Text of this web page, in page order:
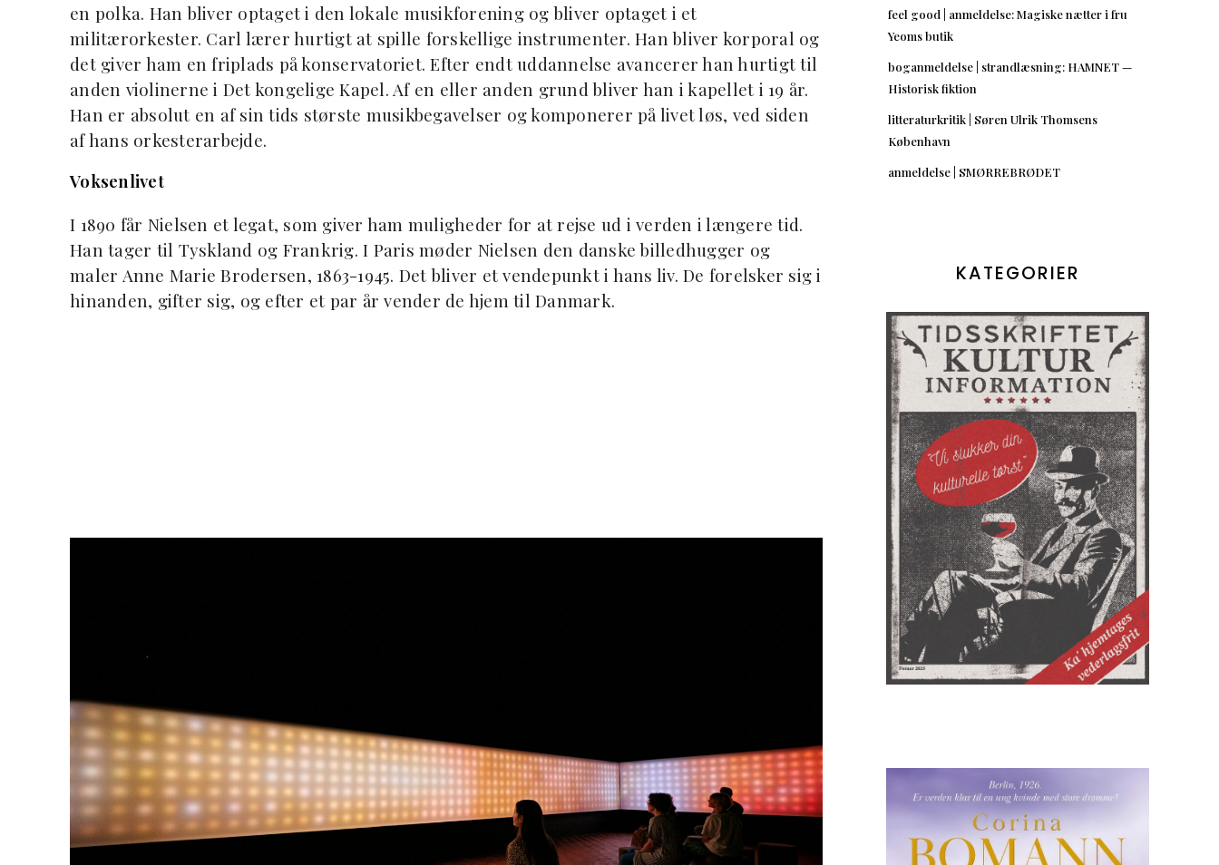
en polka. Han bliver optaget i den lokale musikforening og bliver optaget i et
militærorkester. Carl lærer hurtigt at spille forskellige instrumenter. Han bliver korporal og
det giver ham en friplads på konservatoriet. Efter endt uddannelse avancerer han hurtigt til
anden violinerne i Det kongelige Kapel. Af en eller anden grund bliver han i kapellet i 19 år.
Han er absolut en af sin tids største musikbegavelser og komponerer på livet løs, ved siden
af hans orkesterarbejde.
Voksenlivet
I 1890 får Nielsen et legat, som giver ham muligheder for at rejse ud i verden i længere tid.
Han tager til Tyskland og Frankrig. I Paris møder Nielsen den danske billedhugger og
maler Anne Marie Brodersen, 1863-1945. Det bliver et vendepunkt i hans liv. De forelsker sig i
hinanden, gifter sig, og efter et par år vender de hjem til Danmark.
feel good | anmeldelse: Magiske nætter i fru
Yeoms butik
boganmeldelse | strandlæsning: HAMNET —
Historisk fiktion
litteraturkritik | Søren Ulrik Thomsens
København
anmeldelse | SMØRREBRØDET
KATEGORIER